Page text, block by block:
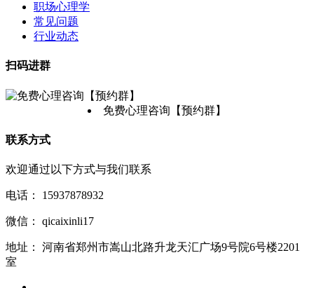
职场心理学
常见问题
行业动态
扫码进群
免费心理咨询【预约群】
联系方式
欢迎通过以下方式与我们联系
电话： 15937878932
微信： qicaixinli17
地址：
河南省郑州市嵩山北路升龙天汇广场9号院6号楼2201
室